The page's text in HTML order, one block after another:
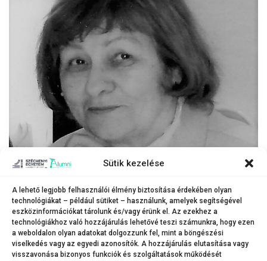
Sütik kezelése
A lehető legjobb felhasználói élmény biztosítása érdekében olyan
technológiákat – például sütiket – használunk, amelyek segítségével
eszközinformációkat tárolunk és/vagy érünk el. Az ezekhez a
technológiákhoz való hozzájárulás lehetővé teszi számunkra, hogy ezen
a weboldalon olyan adatokat dolgozzunk fel, mint a böngészési
viselkedés vagy az egyedi azonosítók. A hozzájárulás elutasítása vagy
visszavonása bizonyos funkciók és szolgáltatások működését